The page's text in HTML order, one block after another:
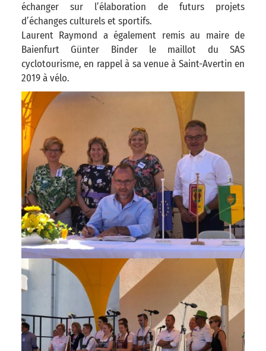
échanger sur l’élaboration de futurs projets
d’échanges culturels et sportifs.
Laurent Raymond a également remis au maire de
Baienfurt Günter Binder le maillot du SAS
cyclotourisme, en rappel à sa venue à Saint-Avertin en
2019 à vélo.